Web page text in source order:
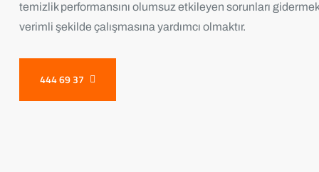
temizlik performansını olumsuz etkileyen sorunları
verimli şekilde çalışmasına yardımcı olmaktır.
444 69 37